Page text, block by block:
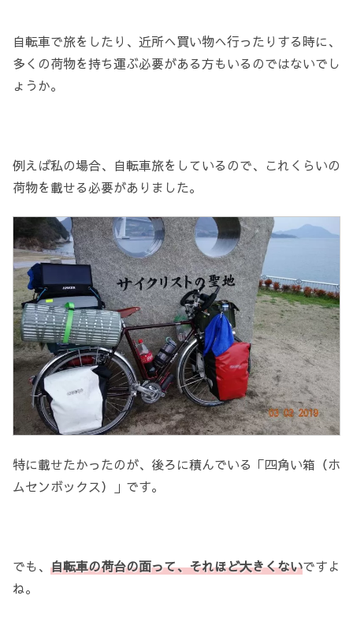
自転車で旅をしたり、近所へ買い物へ行ったりする時に、
多くの荷物を持ち運ぶ必要がある方もいるのではないでし
ょうか。
例えば私の場合、自転車旅をしているので、これくらいの
荷物を載せる必要がありました。
特に載せたかったのが、後ろに積んでいる「四角い箱（ホ
ムセンボックス）」です。
でも、 自転車の荷台の面って、それほど大きくないですよ
ね。